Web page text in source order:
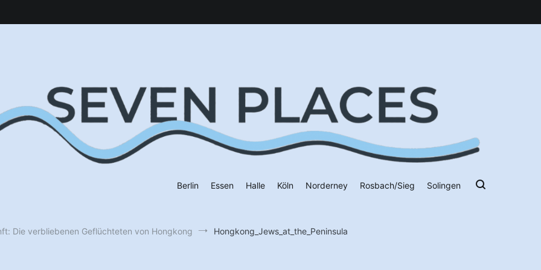
Berlin Essen Halle Köln Norderney Rosbach/Sieg Solingen
Die verbliebenen Geflüchteten von Hongkong Hongkong_Jews_at_the_Peninsula